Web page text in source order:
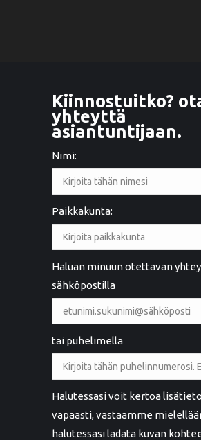
Kiinnostuitko?
yhteyttä
asiantuntijaan.
Nimi:
Paikkakunta:
Haluan minuun otettavan
sähköpostilla
tai puhelimella
Halutessasi voit kertoa
vapaasti, vastaamme
halutessasi ladata kuvan